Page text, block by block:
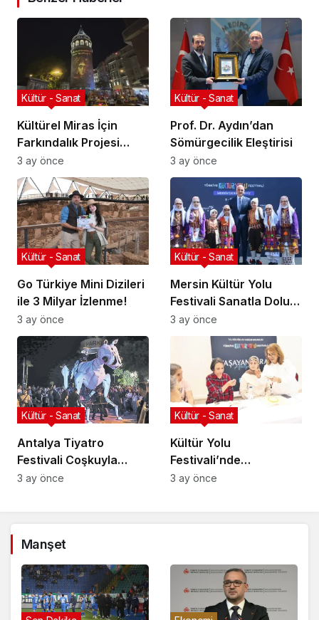
Kültürel Miras İçin
Farkındalık Projesi
Başlıyor
Kültür - Sanat
3 ay önce
Prof. Dr. Aydın’dan
Sömürgecilik Eleştirisi
Kültür - Sanat
3 ay önce
Go Türkiye Mini Dizileri
ile 3 Milyar İzlenme!
Kültür - Sanat
3 ay önce
Mersin Kültür Yolu
Festivali Sanatla Dolu
Geçiyor!
Kültür - Sanat
3 ay önce
Antalya Tiyatro
Festivali Coşkuyla
Başladı!
Kültür - Sanat
3 ay önce
Kültür Yolu
Festivali’nde
Geleneksel Sanatlar
Kültür - Sanat
3 ay önce
Manşet